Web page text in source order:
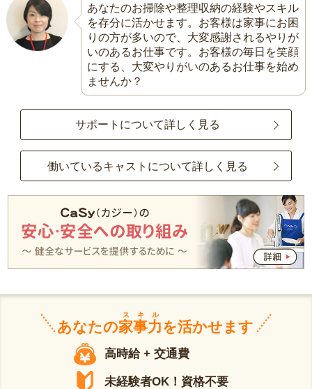
あなたのお掃除や整理収納の経験やスキル
を存分に活かせます。お客様は家事にお困
りの方が多いので、大変感謝されるやりが
いのあるお仕事です。お客様の毎日を笑顔
にする、大変やりがいのあるお仕事を始め
ませんか？
サポートについて詳しく見る
働いているキャストについて詳しく見る
あなたの家事力
スキル
を活かせます
高時給 + 交通費
未経験者OK！資格不要